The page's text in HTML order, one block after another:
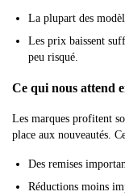
La plupart des
Les prix baissent
peu risqué.
Ce qui nous attend
Les marques profitent
place aux nouveautés.
Des remises
Réductions moins